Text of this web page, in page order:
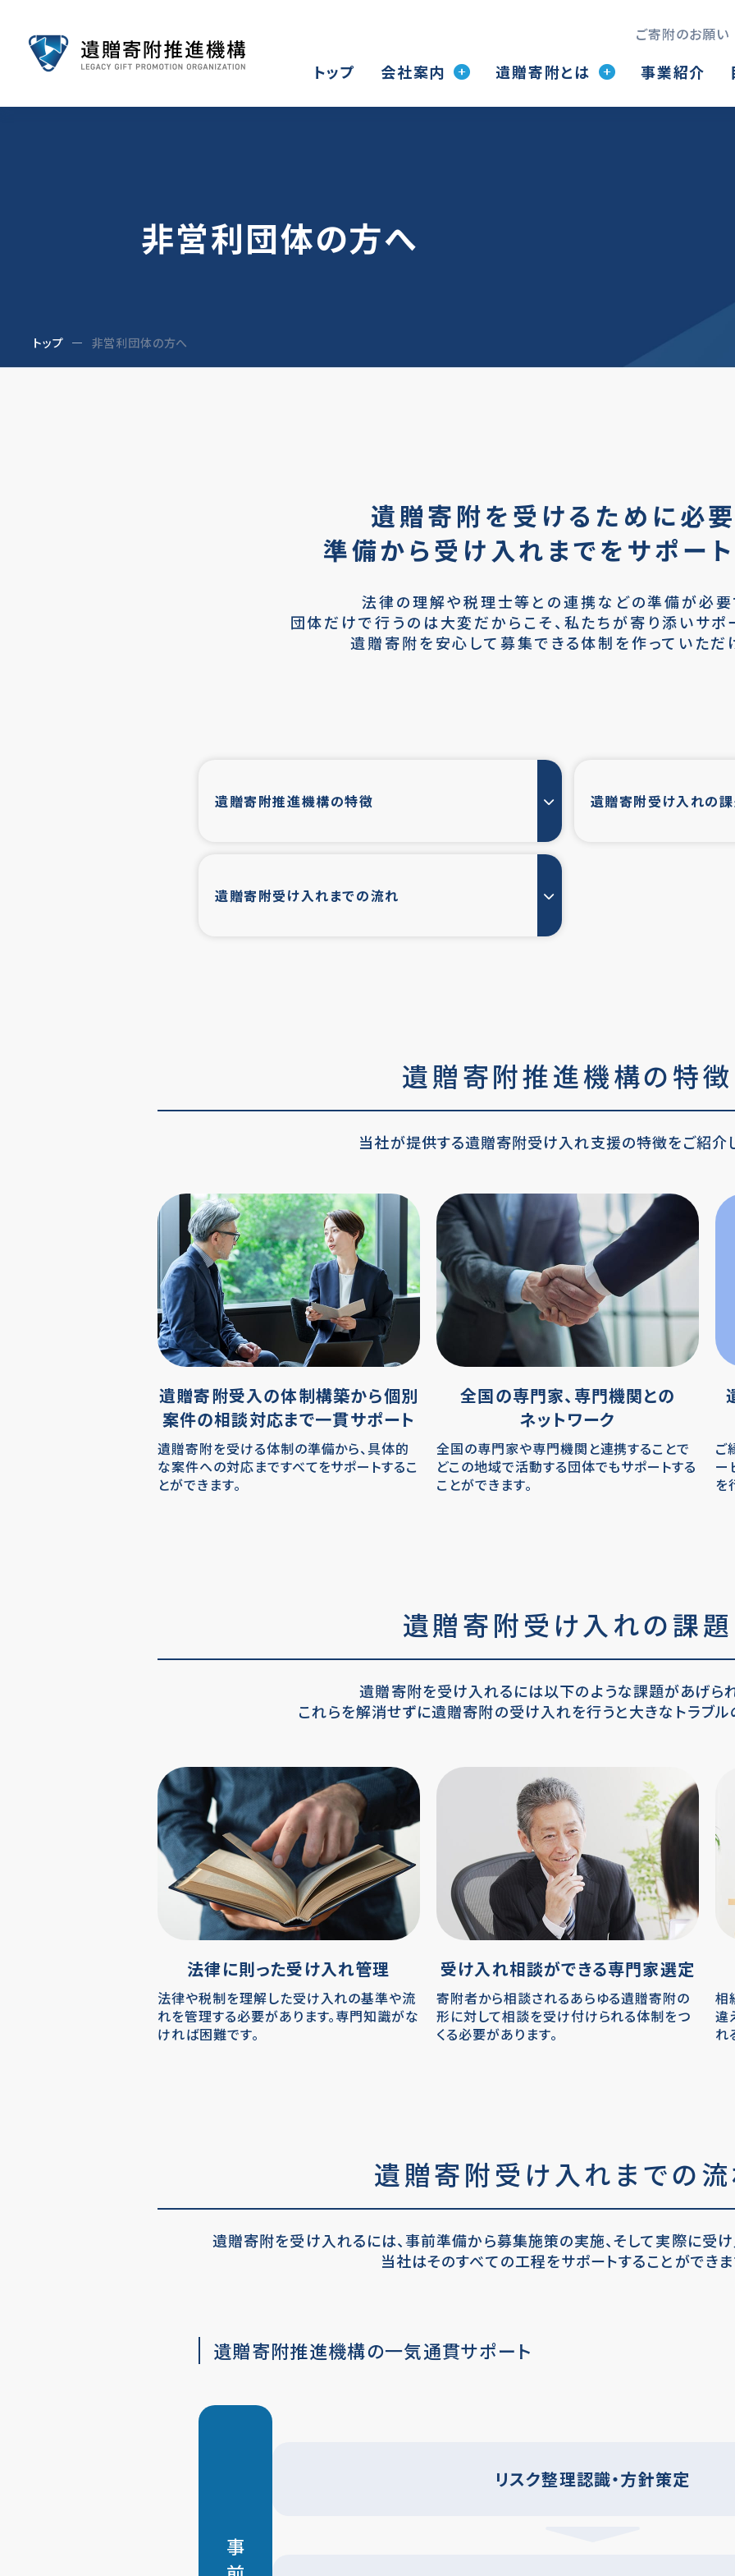
ご寄附のお願い
トップ 会社案内 遺贈寄附とは 事業紹介
非営利団体の方へ
トップ 非営利団体の方へ
遺贈寄附を受けるために必
準備から受け入れまでをサポー
法律の理解や税理士等との連携などの準備が必要
団体だけで行うのは大変だからこそ、私たちが寄り添いサポ
遺贈寄附を安心して募集できる体制を作っていただ
遺贈寄附推進機構の特徴 遺贈寄附受け入れの
遺贈寄附受け入れまでの流れ
遺贈寄附推進機構の特徴
当社が提供する遺贈寄附受け入れ支援の特徴をご紹介
遺贈寄附受入の体制構築から個別
案件の相談対応まで一貫サポート
遺贈寄附を受ける体制の準備から、具体的
な案件への対応まですべてをサポートするこ
とができます。
全国の専門家、専門機関との
ネットワーク
全国の専門家や専門機関と連携することで
どこの地域で活動する団体でもサポートする
ことができます。
ご
ー
を
遺贈寄附受け入れの課題
遺贈寄附を受け入れるには以下のような課題があげら
これらを解消せずに遺贈寄附の受け入れを行うと大きなトラブル
法律に則った受け入れ管理
法律や税制を理解した受け入れの基準や流
れを管理する必要があります。専門知識がな
ければ困難です。
受け入れ相談ができる専門家選定
寄附者から相談されるあらゆる遺贈寄附の
形に対して相談を受け付けられる体制をつ
くる必要があります。
相
違
れ
遺贈寄附受け入れまでの
遺贈寄附を受け入れるには、事前準備から募集施策の実施、そして実際に受
当社はそのすべての工程をサポートすることができま
遺贈寄附推進機構の一気通貫サポート
リスク整理認識・方針策定